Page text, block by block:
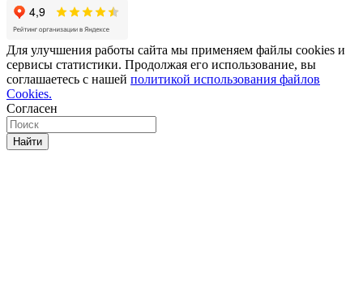
Для улучшения работы сайта мы применяем файлы cookies и
сервисы статистики. Продолжая его использование, вы
соглашаетесь с нашей политикой использования файлов
Cookies.
Согласен
Найти